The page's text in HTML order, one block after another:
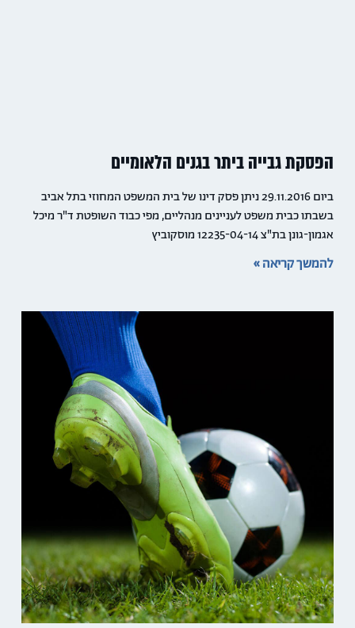
הפסקת גבייה ביתר בגנים הלאומיים
ביום 29.11.2016 ניתן פסק דינו של בית המשפט המחוזי בתל אביב
בשבתו כבית משפט לעניינים מנהליים, מפי כבוד השופטת ד"ר מיכל
אגמון-גונן בת"צ 12235-04-14 מוסקוביץ
להמשך קריאה »